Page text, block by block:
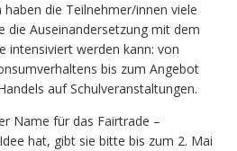
die Teilnehmer/innen viele
die Auseinandersetzung mit dem
intensiviert werden kann: von
bis zum Angebot
auf Schulveranstaltungen.
Name für das Fairtrade –
hat, gibt sie bitte bis zum 2. Mai